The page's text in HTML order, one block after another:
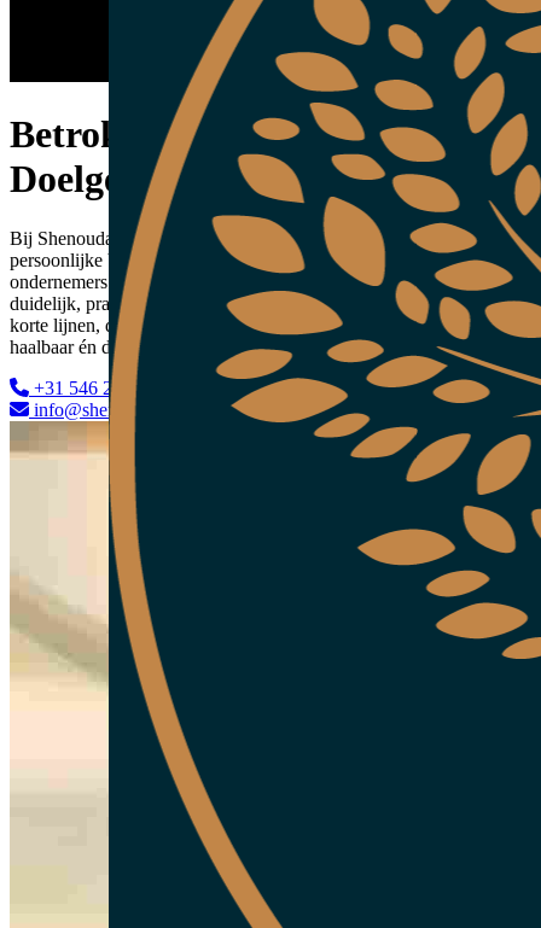
Betrokken. Deskundig.
Doelgericht.
Bij Shenouda Advocatuur combineren we juridische expertise met
persoonlijke betrokkenheid. Wij bieden particulieren en
ondernemers heldere juridische ondersteuning. Onze adviezen zijn
duidelijk, praktisch en afgestemd op uw situatie. We houden van
korte lijnen, denken met u mee en werken toe naar oplossingen die
haalbaar én doelgericht zijn.
+31 546 23 72 72
info@shenouda-advocatuur.nl